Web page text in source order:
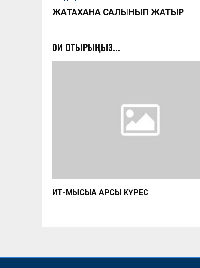
ЖАТАҚХАНА САЛЫНЫП ЖАТЫР
ОҚИ ОТЫРЫҢЫЗ...
ИТ-МЫСЫҚҚА ҚАРСЫ КҮРЕС